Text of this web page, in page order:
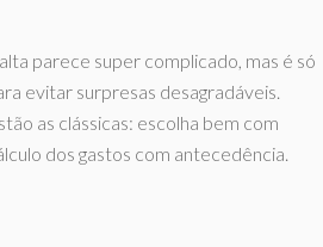
parece super complicado, mas é só
evitar surpresas desagradáveis.
as clássicas: escolha bem com
dos gastos com antecedência.